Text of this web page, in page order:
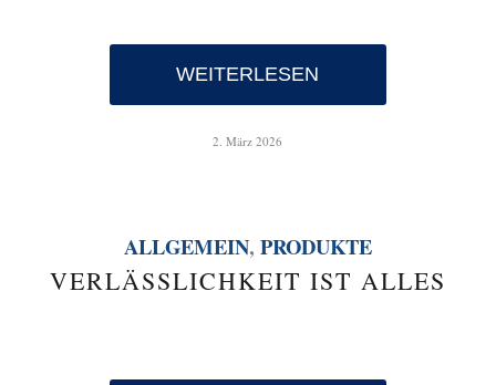
WEITERLESEN
2. März 2026
ALLGEMEIN, PRODUKTE
VERLÄSSLICHKEIT IST ALLES